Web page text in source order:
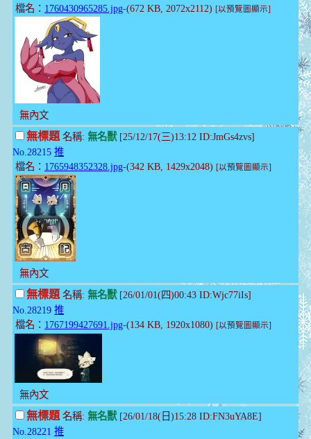
檔名： 1760430965285.jpg-(672 KB, 2072x2112) [以預覽圖顯示]
無內文
無標題名稱: 無名獸[25/12/17(三)13:12 ID:JmGs4zvs]
No.28215 推
檔名： 1765948352328.jpg-(342 KB, 1429x2048) [以預覽圖顯示]
無內文
無標題名稱: 無名獸[26/01/01(四)00:43 ID:Wjc77iIs]
No.28219 推
檔名： 1767199427691.jpg-(134 KB, 1920x1080) [以預覽圖顯示]
無內文
無標題名稱: 無名獸[26/01/18(日)15:28 ID:FN3uYA8E]
No.28221 推